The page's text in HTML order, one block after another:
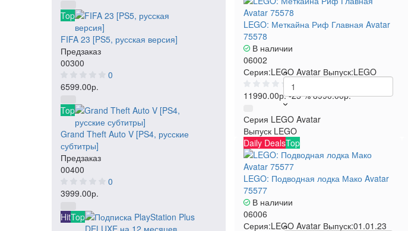
Top
FIFA 23 [PS5, русская версия]
Предзаказ
00300
0
6599.00р.
Top
Grand Theft Auto V [PS4, русские
субтитры]
Предзаказ
00400
0
3999.00р.
HitTop
LEGO: Меткайна Риф Главная Avatar
75578
В наличии
06002
Серия:LEGO Avatar Выпуск:LEGO
0
11990.00р. -25 % 8990.00р.
Серия LEGO Avatar
Выпуск LEGO
Daily DealsTop
LEGO: Подводная лодка Мако Avatar
75577
В наличии
06006
Серия:LEGO Avatar Выпуск:01.01.23